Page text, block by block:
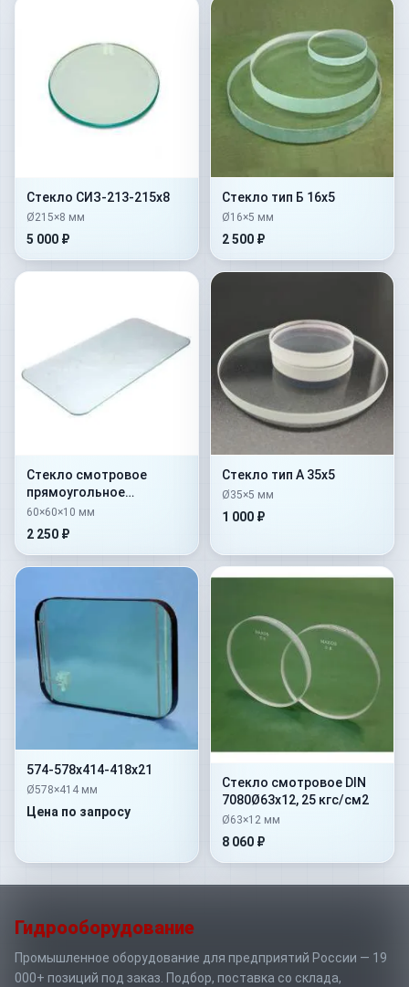
Стекло СИЗ-213-215х8
Ø215×8 мм
5 000 ₽
Стекло тип Б 16х5
Ø16×5 мм
2 500 ₽
Стекло смотровое
прямоугольное
закаленное тип Б
60х60х10
60×60×10 мм
2 250 ₽
Стекло тип А 35х5
Ø35×5 мм
1 000 ₽
574-578х414-418х21
Ø578×414 мм
Цена по запросу
Стекло смотровое DIN
7080Ø63х12, 25 кгс/см2
Ø63×12 мм
8 060 ₽
Гидрооборудование
Промышленное оборудование для предприятий России — 19
000+ позиций под заказ. Подбор, поставка со склада,